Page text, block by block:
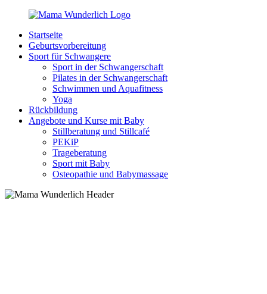
Zurück
Inhalt
MamaWunderlich.de
Mutti
sein
wunderbar!
Startseite
Geburtsvorbereitung
Sport für Schwangere
Sport in der Schwangerschaft
Pilates in der Schwangerschaft
Schwimmen und Aquafitness
Yoga
Rückbildung
Angebote und Kurse mit Baby
Stillberatung und Stillcafé
PEKiP
Trageberatung
Sport mit Baby
Osteopathie und Babymassage